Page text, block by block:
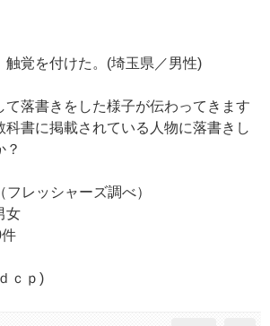
触覚を付けた。(埼玉県／男性)
て落書きをした様子が伝わってきます
科書に掲載されている人物に落書きし
？
レッシャーズ調べ）
女
ｃｐ)